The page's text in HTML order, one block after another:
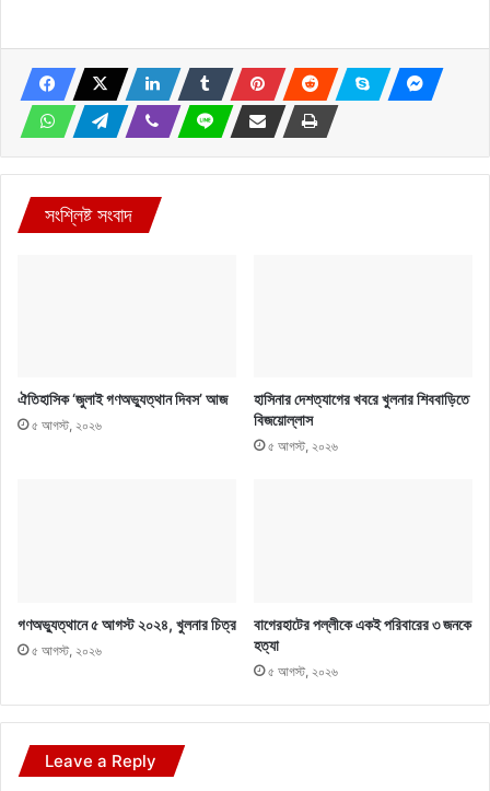
সংশ্লিষ্ট সংবাদ
ঐতিহাসিক ‘জুলাই গণঅভ্যুত্থান দিবস’ আজ
৫ আগস্ট, ২০২৬
হাসিনার দেশত্যাগের খবরে খুলনার শিববাড়িতে
বিজয়োল্লাস
৫ আগস্ট, ২০২৬
গণঅভ্যুত্থানে ৫ আগস্ট ২০২৪, খুলনার চিত্র
৫ আগস্ট, ২০২৬
বাগেরহাটের পল্লীকে একই পরিবারের ৩ জনকে
হত্যা
৫ আগস্ট, ২০২৬
Leave a Reply